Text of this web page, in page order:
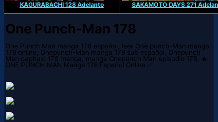
KAGURABACHI 128 Adelanto SAKAMOTO DAYS 271
One Punch-Man 178
One Punch Man manga 178 español, leer One punch-Man manga
178 online, Onepunch-Man manga 178 sub español, Onepunch
Man capitulo 178 manga, manga Onepunch Man episodio 178, 🔥
ONE PUNCH MAN Manga 178 Español Online ✅